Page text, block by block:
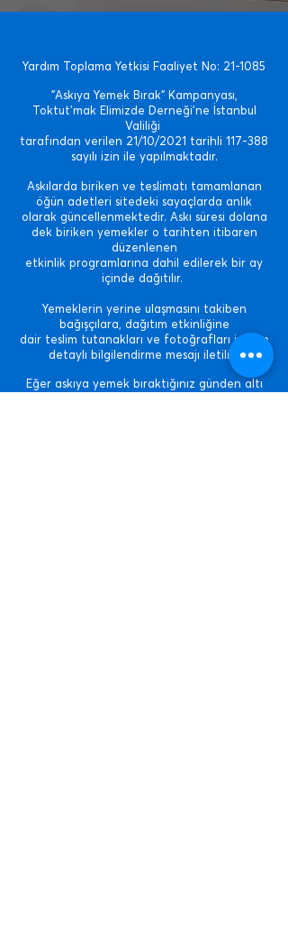
Yardım Toplama Yetkisi Faaliyet No: 21-1085
"Askıya Yemek Bırak" Kampanyası,
Toktut'mak Elimizde Derneği'ne İstanbul
Valiliği
tarafından verilen 21/10/2021 tarihli 117-388
sayılı izin ile yapılmaktadır.
Askılarda biriken ve teslimatı tamamlanan
öğün adetleri sitedeki sayaçlarda anlık
olarak güncellenmektedir.​ Askı süresi dolana
dek biriken yemekler o tarihten itibaren
düzenlenen
etkinlik programlarına dahil edilerek bir ay
içinde dağıtılır.
Yemeklerin yerine ulaşmasını takiben
bağışçılara, dağıtım etkinliğine
dair teslim tutanakları ve fotoğrafları içeren
detaylı bilgilendirme mesajı iletilir.
Eğer askıya yemek bıraktığınız günden altı